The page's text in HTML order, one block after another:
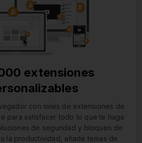
extensiones
con miles de extensiones de
para satisfacer todo lo que te haga
de seguridad y bloqueo de
la productividad, añade temas de